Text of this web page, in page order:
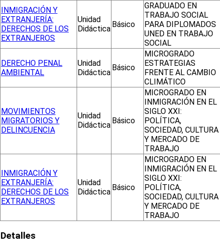
INMIGRACIÓN Y
EXTRANJERÍA:
DERECHOS DE LOS
EXTRANJEROS
Unidad
Didáctica Básico
GRADUADO EN
TRABAJO SOCIAL
PARA DIPLOMADOS
UNED EN TRABAJO
SOCIAL
DERECHO PENAL
AMBIENTAL
Unidad
Didáctica
Básico
MICROGRADO
ESTRATEGIAS
FRENTE AL CAMBIO
CLIMÁTICO
MOVIMIENTOS
MIGRATORIOS Y
DELINCUENCIA
Unidad
Didáctica Básico
MICROGRADO EN
INMIGRACIÓN EN EL
SIGLO XXI:
POLÍTICA,
SOCIEDAD, CULTURA
Y MERCADO DE
TRABAJO
INMIGRACIÓN Y
EXTRANJERÍA:
DERECHOS DE LOS
EXTRANJEROS
Unidad
Didáctica Básico
MICROGRADO EN
INMIGRACIÓN EN EL
SIGLO XXI:
POLÍTICA,
SOCIEDAD, CULTURA
Y MERCADO DE
TRABAJO
Detalles